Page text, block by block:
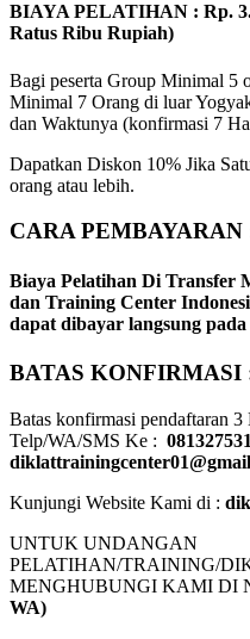
BIAYA PELATIHAN : Rp.
Ratus Ribu Rupiah)
Bagi peserta Group Minimal 5
Minimal 7 Orang di luar
dan Waktunya (konfirmasi 7
Dapatkan Diskon 10% Jika
orang atau lebih.
CARA PEMBAYARAN
Biaya Pelatihan Di Transfer
dan Training Center
dapat dibayar langsung pada
BATAS KONFIRMASI
Batas konfirmasi pendaftaran
Telp/WA/SMS Ke :
Kunjungi Website Kami di :
UNTUK UNDANGAN
PELATIHAN/TRAINING/
MENGHUBUNGI KAMI DI
WA)